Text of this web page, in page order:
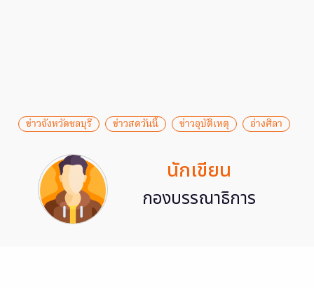
ข่าวจังหวัดชลบุรี ข่าวสดวันนี้ ข่าวอุบัติเหตุ อ่างศิลา
นักเขียน
กองบรรณาธิการ